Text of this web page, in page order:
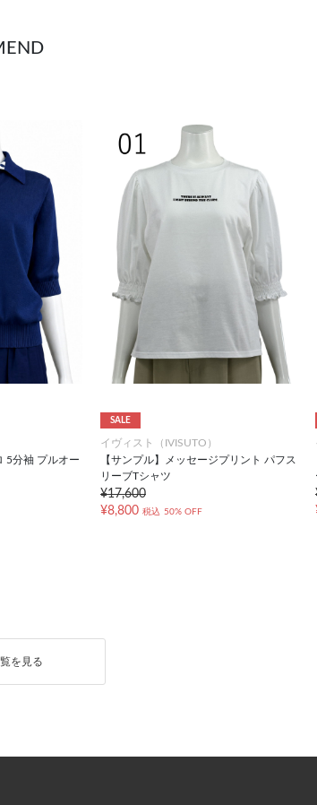
5分袖 プルオー
SALE
イヴィスト（IVISUTO）
【サンプル】メッセージプリント パフス
リーブTシャツ
¥17,600
¥8,800 税込 50% OFF
を見る